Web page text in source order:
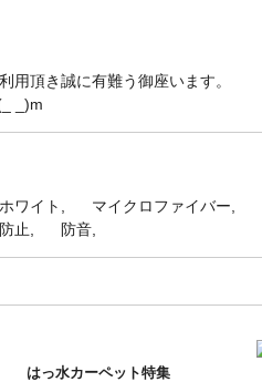
用頂き誠に有難う御座います。
_)m
ホワイト マイクロファイバー
止 防音
はっ水カーペット特集